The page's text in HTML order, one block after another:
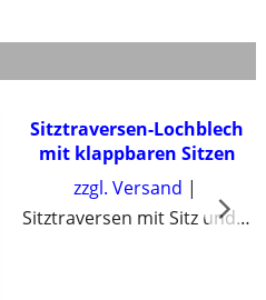
Sitztraversen-Lochblech
mit klappbaren Sitzen
zzgl. Versand
Sitztraversen mit Sitz und Rücken aus Lochblech. Traversenbänke mit klappbaren Sitzen